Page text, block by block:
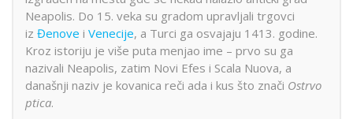
Neapolis. Do 15. veka su gradom upravljali trgovci
iz Đenove i Venecije, a Turci ga osvajaju 1413. godine.
Kroz istoriju je više puta menjao ime – prvo su ga
nazivali Neapolis, zatim Novi Efes i Scala Nuova, a
današnji naziv je kovanica reči ada i kus što znači Ostrvo
ptica.